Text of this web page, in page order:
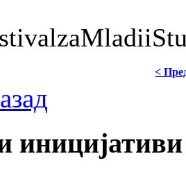
<
иницијативи